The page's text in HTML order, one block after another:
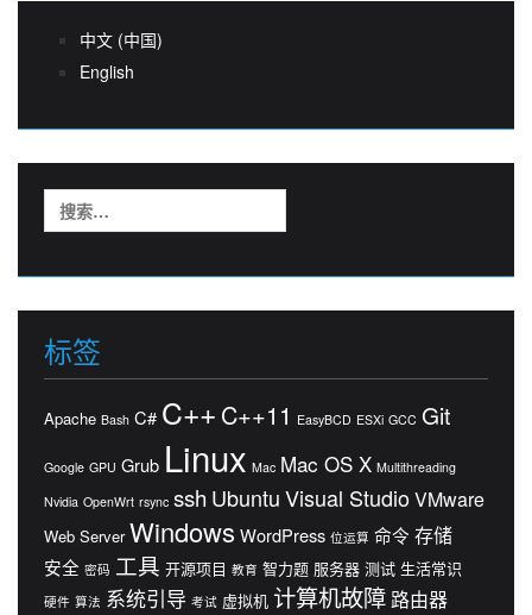
中文 (中国)
English
索：
标签
Apache Bash C# C++ C++11 EasyBCD ESXi GCC Git
Google GPU Grub Linux Mac Mac OS X Multithreading
Nvidia OpenWrt rsync ssh UbuntuVisual StudioVMware
Web Server Windows WordPress 位运算 命令 存储
安全 密码 工具 开源项目 教育 智力题 服务器 测试 生活常识
硬件 算法 系统引导 考试 虚拟机 计算机故障 路由器